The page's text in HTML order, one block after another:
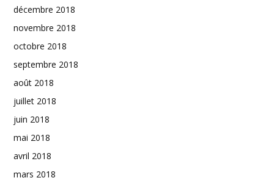
décembre 2018
novembre 2018
octobre 2018
septembre 2018
août 2018
juillet 2018
juin 2018
mai 2018
avril 2018
mars 2018